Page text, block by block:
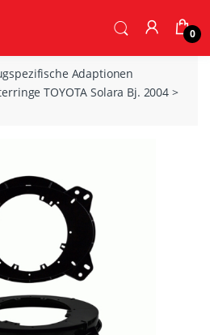
0
Adaptionen
TOYOTA Solara Bj. 2004 >